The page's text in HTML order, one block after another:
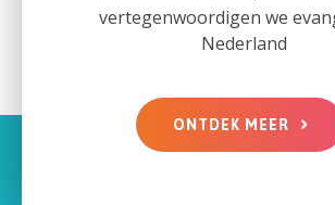
vertegenwoordigen we
Nederland
ONTDEK MEER